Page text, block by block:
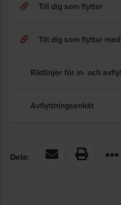
Till dig som flyttar
Till dig som flyttar
Riktlinjer för in- och
Avflyttningsenkät
Dela: